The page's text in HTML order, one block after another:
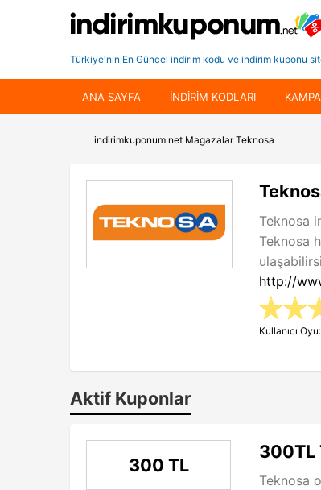
Türkiye'nin En Güncel indirim kodu ve indirim kuponu
ANA SAYFA INDIRIM KODLARI
indirimkuponum.net Magazalar Teknosa
Teknosa
Teknosa
http://
Kullanıcı
Aktif Kuponlar
300 TL
300TL
Teknosa